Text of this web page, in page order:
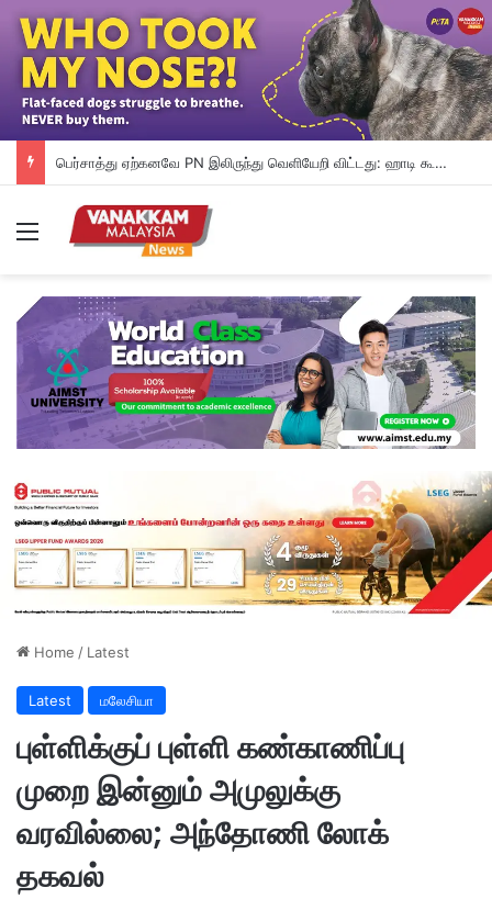
பெர்சாத்து ஏற்கனவே PN இலிருந்து வெளியேறி விட்டது: ஹாடி கூறுகிறார்
Menu
Home / Latest
Latest மலேசியா
புள்ளிக்குப் புள்ளி கண்காணிப்பு
முறை இன்னும் அமுலுக்கு
வரவில்லை; அந்தோணி லோக்
தகவல்